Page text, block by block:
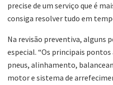
precise de um serviço que é
consiga resolver tudo em
Na revisão preventiva, alguns
especial. “Os principais
pneus, alinhamento,
motor e sistema de